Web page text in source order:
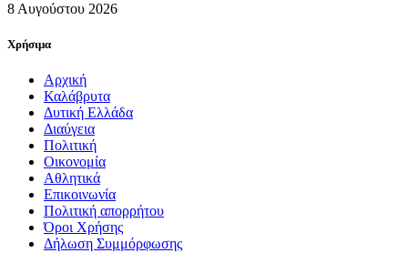
8 Αυγούστου 2026
Χρήσιμα
Αρχική
Καλάβρυτα
Δυτική Ελλάδα
Διαύγεια
Πολιτική
Οικονομία
Αθλητικά
Επικοινωνία
Πολιτική απορρήτου
Όροι Χρήσης
Δήλωση Συμμόρφωσης